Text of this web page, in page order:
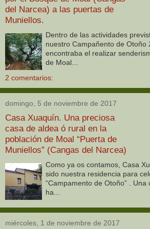
del Narcea) a las puertas de
Muniellos.
Dentro de las actividades
nuestro Campañento de Otoño
encontraba el realizar
de Moal...
2 comentarios:
domingo, 5 de noviembre de 2017
Casa Xuaquín. Una preciosa
casa de aldea ó rural en la
población de Moal “Puerta de
Muniellos” (Cangas del Narcea)
Como ya os contamos, Casa
sido nuestra residencia para
“Campamento de Otoño” . Una
ha...
miércoles, 1 de noviembre de 2017